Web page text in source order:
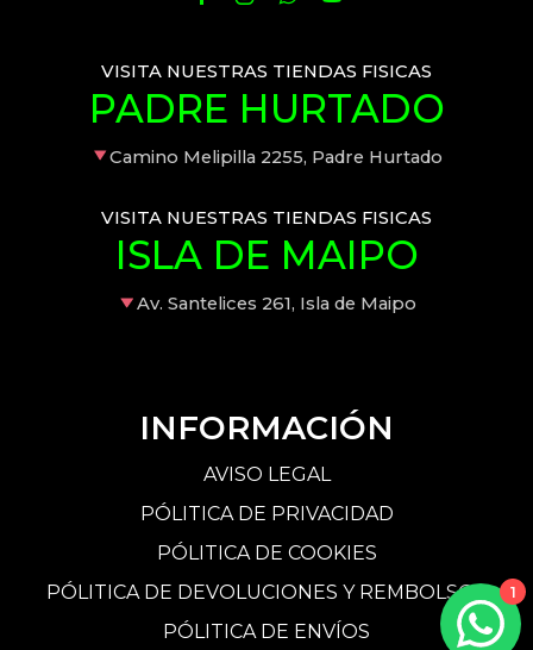
VISITA NUESTRAS TIENDAS FISICAS
PADRE HURTADO
Camino Melipilla 2255, Padre Hurtado
VISITA NUESTRAS TIENDAS FISICAS
ISLA DE MAIPO
Av. Santelices 261, Isla de Maipo
INFORMACIÓN
AVISO LEGAL
PÓLITICA DE PRIVACIDAD
PÓLITICA DE COOKIES
PÓLITICA DE DEVOLUCIONES Y REMBOLSOS
PÓLITICA DE ENVÍOS
1